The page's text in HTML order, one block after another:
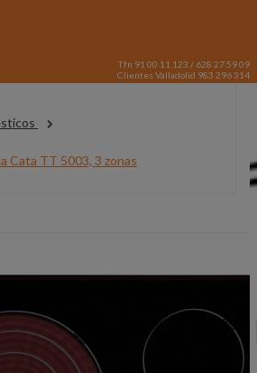
Tfn 91 00 11 123 / 628 27 59 09
Clientes Valladolid 983 296 314
Cata TT 5003, 3 zonas